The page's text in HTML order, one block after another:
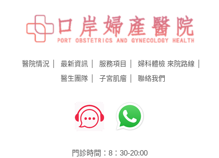
醫院情況 最新資訊 服務項目 婦科體檢 來院路線
醫生團隊
子宮肌瘤 聯絡我們
門診時間：8：30-20:00